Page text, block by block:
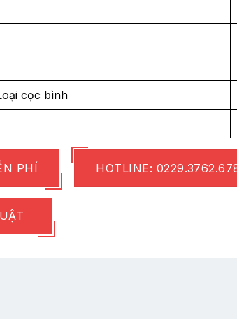
cọc bình
PHÍ HOTLINE: